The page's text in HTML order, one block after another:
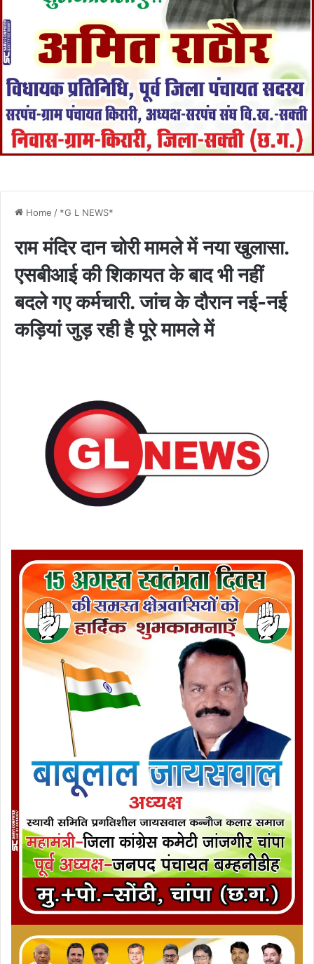
Home / *G L NEWS*
राम मंदिर दान चोरी मामले में नया खुलासा.
एसबीआई की शिकायत के बाद भी नहीं
बदले गए कर्मचारी. जांच के दौरान नई-नई
कड़ियां जुड़ रही है पूरे मामले में